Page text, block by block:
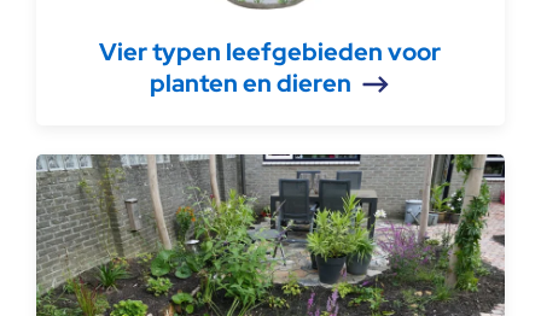
Vier typen leefgebieden voor
planten en dieren